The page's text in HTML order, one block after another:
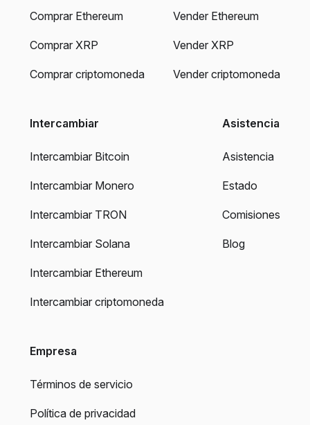
Comprar Ethereum
Comprar XRP
Comprar criptomoneda
Vender Ethereum
Vender XRP
Vender criptomoneda
Intercambiar
Intercambiar Bitcoin
Intercambiar Monero
Intercambiar TRON
Intercambiar Solana
Intercambiar Ethereum
Intercambiar criptomoneda
Asistencia
Asistencia
Estado
Comisiones
Blog
Empresa
Términos de servicio
Política de privacidad